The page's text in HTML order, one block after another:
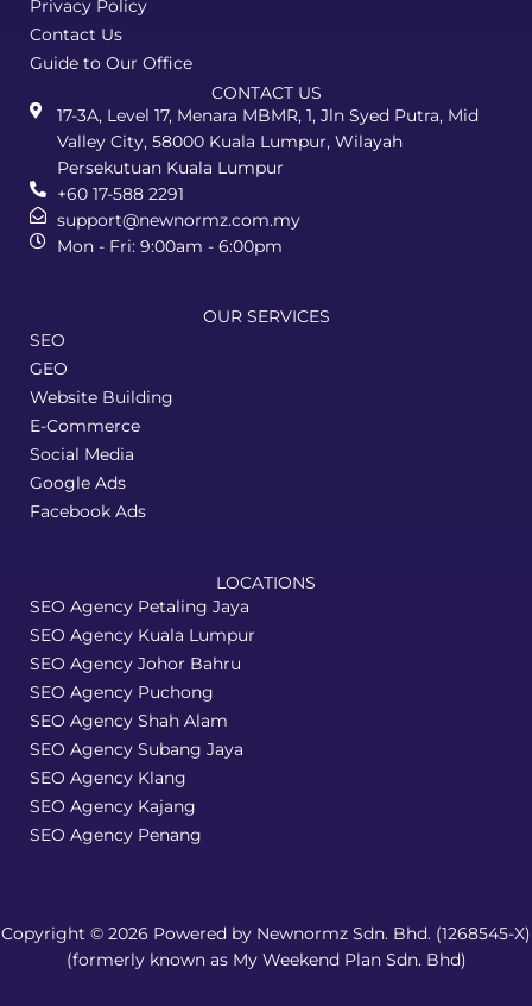
Privacy Policy
Contact Us
Guide to Our Office
CONTACT US
17-3A, Level 17, Menara MBMR, 1, Jln Syed Putra, Mid
Valley City, 58000 Kuala Lumpur, Wilayah
Persekutuan Kuala Lumpur
+60 17-588 2291
support@newnormz.com.my
Mon - Fri: 9:00am - 6:00pm
OUR SERVICES
SEO
GEO
Website Building
E-Commerce
Social Media
Google Ads
Facebook Ads
LOCATIONS
SEO Agency Petaling Jaya
SEO Agency Kuala Lumpur
SEO Agency Johor Bahru
SEO Agency Puchong
SEO Agency Shah Alam
SEO Agency Subang Jaya
SEO Agency Klang
SEO Agency Kajang
SEO Agency Penang
Copyright © 2026 Powered by Newnormz Sdn. Bhd. (1268545-X)
(formerly known as My Weekend Plan Sdn. Bhd)